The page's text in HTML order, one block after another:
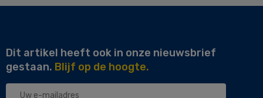
Dit artikel heeft ook in onze nieuwsbrief
gestaan. Blijf op de hoogte.
Uw